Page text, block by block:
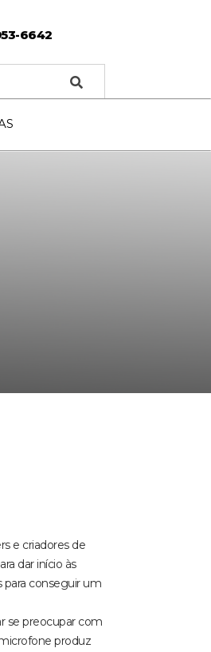
6642
e criadores de
dar início às
para conseguir um
se preocupar com
produz